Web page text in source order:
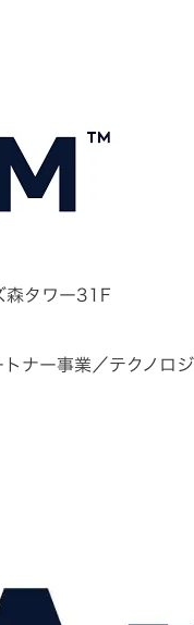
タワー31F
ナー事業／テクノロ